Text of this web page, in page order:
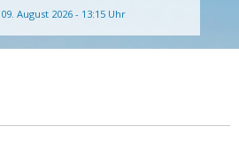
August 2026 - 13:15 Uhr